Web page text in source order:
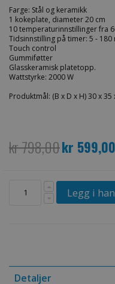
Farge: Stål og keramikk
1 kokeplate, diameter 20 cm
10 temperaturinnstillinger fra
Tidsinnstilling på timer: 5 - 180
Touch control
Gummiføtter
Glasskeramisk platetopp.
Wattstyrke: 2000 W
Produktmål: (B x D x H) 30 x 35
kr 798,00 Spesialpris
kr 599,00
Legg i
Detaljer